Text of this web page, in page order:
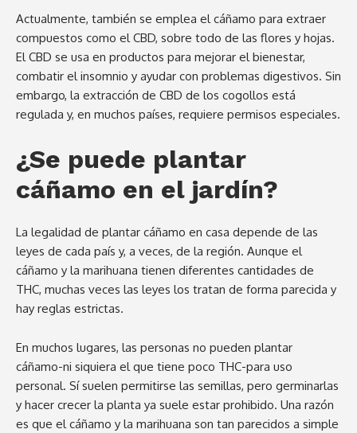
Actualmente, también se emplea el cáñamo para extraer
compuestos como el CBD, sobre todo de las flores y hojas.
El CBD se usa en productos para mejorar el bienestar,
combatir el insomnio y ayudar con problemas digestivos. Sin
embargo, la extracción de CBD de los cogollos está
regulada y, en muchos países, requiere permisos especiales.
¿Se puede plantar
cáñamo en el jardín?
La legalidad de plantar cáñamo en casa depende de las
leyes de cada país y, a veces, de la región. Aunque el
cáñamo y la marihuana tienen diferentes cantidades de
THC, muchas veces las leyes los tratan de forma parecida y
hay reglas estrictas.
En muchos lugares, las personas no pueden plantar
cáñamo-ni siquiera el que tiene poco THC-para uso
personal. Sí suelen permitirse las semillas, pero germinarlas
y hacer crecer la planta ya suele estar prohibido. Una razón
es que el cáñamo y la marihuana son tan parecidos a simple